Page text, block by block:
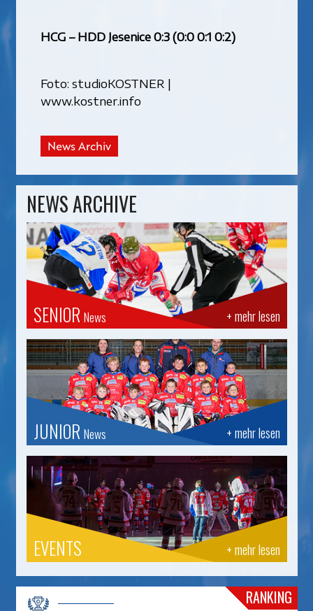
HCG – HDD Jesenice 0:3 (0:0 0:1 0:2)
Foto: studioKOSTNER |
www.kostner.info
News Archiv
NEWS ARCHIVE
+ mehr lesen
SENIOR News
+ mehr lesen
JUNIOR News
+ mehr lesen
EVENTS
RANKING